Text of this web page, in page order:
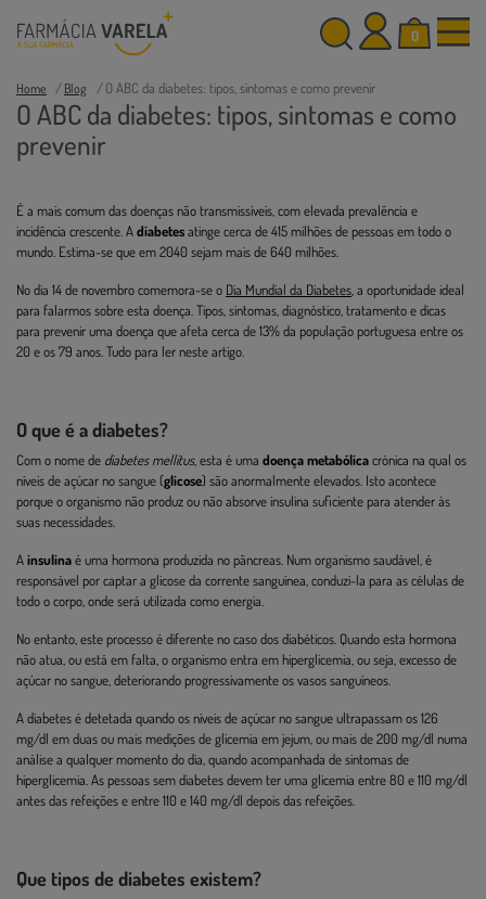
0
Home Blog O ABC da diabetes: tipos, sintomas e como prevenir
O ABC da diabetes: tipos, sintomas e como
prevenir
É a mais comum das doenças não transmissíveis, com elevada prevalência e
incidência crescente. Adiabetesatinge cerca de 415 milhões de pessoas em todo o
mundo. Estima-se que em 2040 sejam mais de 640 milhões.
No dia 14 de novembro comemora-se o Dia Mundial da Diabetes , a oportunidade ideal
para falarmos sobre esta doença. Tipos, sintomas, diagnóstico, tratamento e dicas
para prevenir uma doença que afeta cerca de 13% da população portuguesa entre os
20 e os 79 anos. Tudo para ler neste artigo.
O que é a diabetes?
Com o nome de diabetes mellitus, esta é uma doença metabólicacrónica na qual os
níveis de açúcar no sangue (glicose) são anormalmente elevados. Isto acontece
porque o organismo não produz ou não absorve insulina suficiente para atender às
suas necessidades.
Ainsulinaé uma hormona produzida no pâncreas. Num organismo saudável, é
responsável por captar a glicose da corrente sanguínea, conduzi-la para as células de
todo o corpo, onde será utilizada como energia.
No entanto, este processo é diferente no caso dos diabéticos. Quando esta hormona
não atua, ou está em falta, o organismo entra em hiperglicemia, ou seja, excesso de
açúcar no sangue, deteriorando progressivamente os vasos sanguíneos.
A diabetes é detetada quando os níveis de açúcar no sangue ultrapassam os 126
mg/dl em duas ou mais medições de glicemia em jejum, ou mais de 200 mg/dl numa
análise a qualquer momento do dia, quando acompanhada de sintomas de
hiperglicemia. As pessoas sem diabetes devem ter uma glicemia entre 80 e 110 mg/dl
antes das refeições e entre 110 e 140 mg/dl depois das refeições.
Que tipos de diabetes existem?